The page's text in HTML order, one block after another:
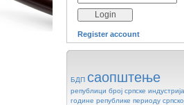
Register account
БДП саопштење
републици број српске индустрија
године републике периоду